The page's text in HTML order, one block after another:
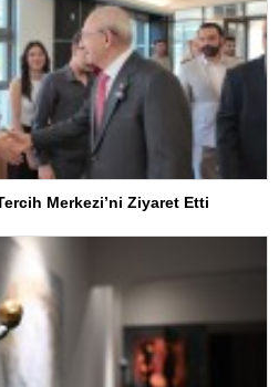
Merkezi’ni Ziyaret Etti